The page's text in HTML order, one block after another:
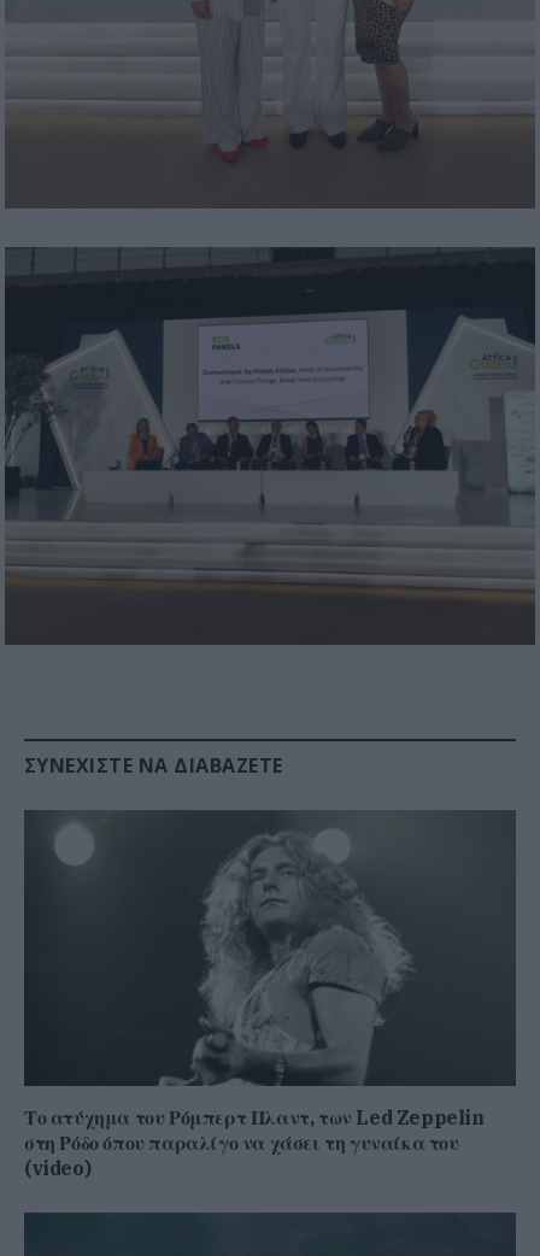
ΣΥΝΕΧΊΣΤΕ ΝΑ ΔΙΑΒΆΖΕΤΕ
Το ατύχημα του Ρόμπερτ Πλαντ, των Led Zeppelin
στη Ρόδο όπου παραλίγο να χάσει τη γυναίκα του
(video)